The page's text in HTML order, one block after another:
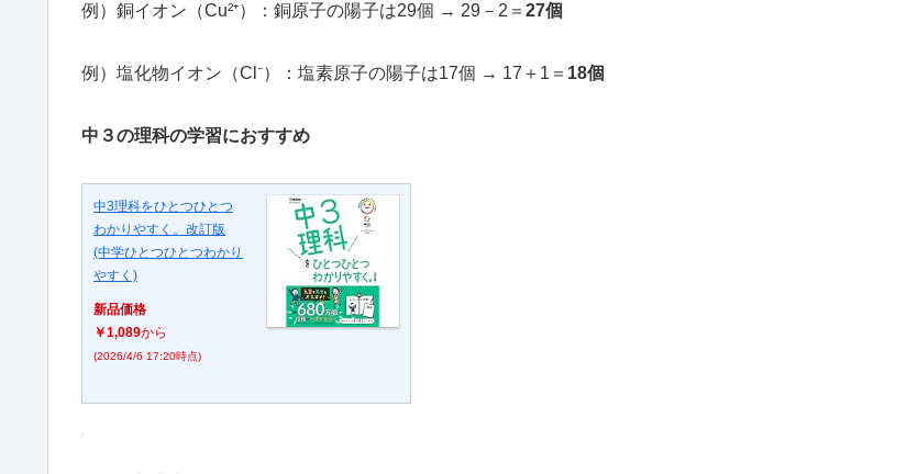
例）銅イオン（Cu²⁺）：銅原子の陽子は29個 → 29－2＝ 27個
例）塩化物イオン（Cl⁻）：塩素原子の陽子は17個 → 17＋1＝ 18個
中３の理科の学習におすすめ
中3理科をひとつひとつ
わかりやすく。改訂版
(中学ひとつひとつわかり
やすく)
新品価格
￥1,089から
(2026/4/6 17:20時点)